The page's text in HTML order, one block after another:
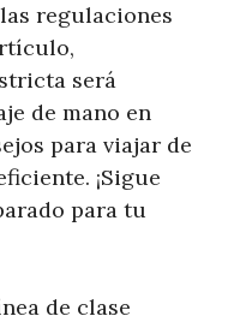
regulaciones
será
de mano en
para viajar de
¡Sigue
para tu
de clase